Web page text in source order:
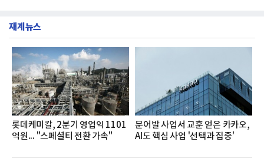
서도
영지원부 홍보팀과 2026년 새로이(e)＊가 공동 주관
쳐 진행됐다.참고로 새로이(e)는 NH농협캐피탈 MZ
세대들로(과장~계장) 구성된 자율 참여조직으로, 조
직문화 혁신과 업무 효율성 향상을 위한 다양한 활동
을 추진하며,새로운 변화와 이로운 영향력을 조직전
반에 전파하는 역할
재계뉴스
롯데케미칼, 2분기 영업익 1101
억원... "스페셜티 전환 가속"
문어발 사업서 교훈 얻은 카카오,
AI도 핵심 사업 '선택과 집중'